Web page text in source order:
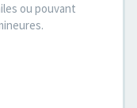
ou pouvant